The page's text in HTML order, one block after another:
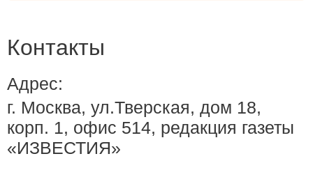
Контакты
Адрес:
г. Москва, ул.Тверская, дом 18,
корп. 1, офис 514, редакция газеты
«ИЗВЕСТИЯ»